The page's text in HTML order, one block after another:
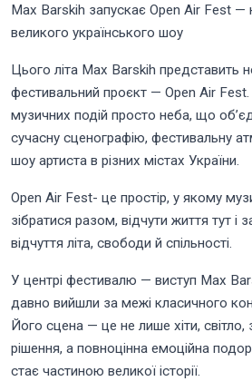
Max Barskih запускає Open Air Fest —
великого українського шоу
Цього літа Max Barskih представить
фестивальний проєкт — Open Air Fest.
музичних подій просто неба, що
сучасну сценографію, фестивальну
шоу артиста в різних містах України.
Open Air Fest- це простір, у якому
зібратися разом, відчути життя тут і
відчуття літа, свободи й спільності.
У центрі фестивалю — виступ Max
давно вийшли за межі класичного
Його сцена — це не лише хіти, світло,
рішення, а повноцінна емоційна
стає частиною великої історії.